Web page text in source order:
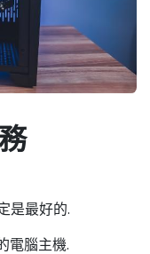
是最好的.
電腦主機.